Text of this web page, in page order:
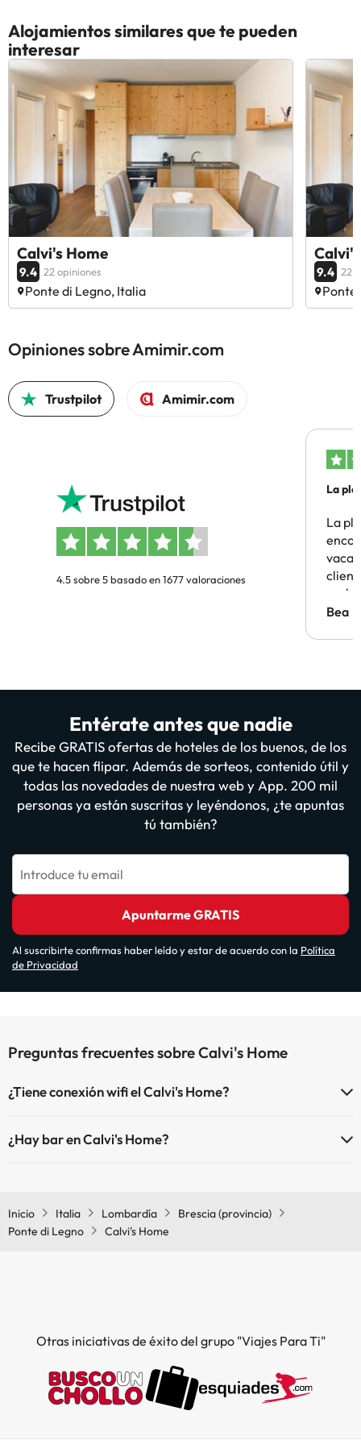
Alojamientos similares que te pueden
interesar
Calvi's Home
9.4 22 opiniones
Ponte di Legno, Italia
9.4 22
Ponte
Opiniones sobre Amimir.com
Trustpilot Amimir.com
4.5 sobre 5 basado en 1677 valoraciones
La
La
Bea
Entérate antes que nadie
Recibe GRATIS ofertas de hoteles de los buenos, de los
que te hacen flipar. Además de sorteos, contenido útil y
todas las novedades de nuestra web y App. 200 mil
personas ya están suscritas y leyéndonos, ¿te apuntas
tú también?
Introduce tu email
Apuntarme GRATIS
Al suscribirte confirmas haber leído y estar de acuerdo con la Política
de Privacidad
Preguntas frecuentes sobre Calvi's Home
¿Tiene conexión wifi el Calvi's Home?
¿Hay bar en Calvi's Home?
Inicio Italia Lombardía
Brescia (provincia)
Ponte di Legno
Calvi's Home
Otras iniciativas de éxito del grupo "Viajes Para Ti"